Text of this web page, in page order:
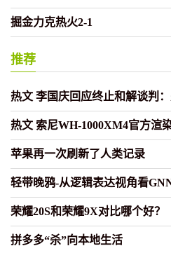
掘金力克热火2-1
推荐
热文 李国庆回应终止和解谈判
热文 索尼WH-1000XM4官方渲
苹果再一次刷新了人类记录
轻带晚鸦-从逻辑表达视角看
荣耀20S和荣耀9X对比哪个好？
拼多多“杀”向本地生活